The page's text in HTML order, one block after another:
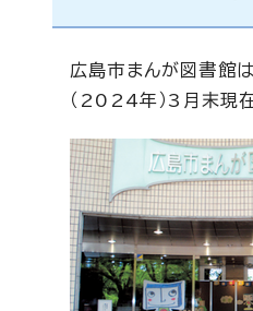
広島市まんが図書館
（2024年）3月末現